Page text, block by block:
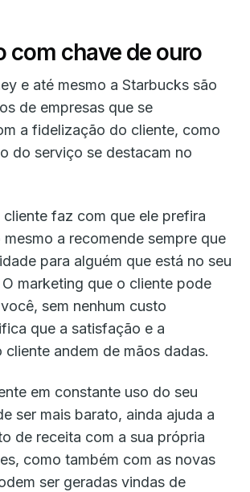
com chave de ouro
e até mesmo a Starbucks são
de empresas que se
a fidelização do cliente, como
do serviço se destacam no
faz com que ele prefira
mesmo a recomende sempre que
para alguém que está no seu
marketing que o cliente pode
sem nenhum custo
que a satisfação e a
andem de mãos dadas.
em constante uso do seu
ser mais barato, ainda ajuda a
de receita com a sua própria
como também com as novas
ser geradas vindas de